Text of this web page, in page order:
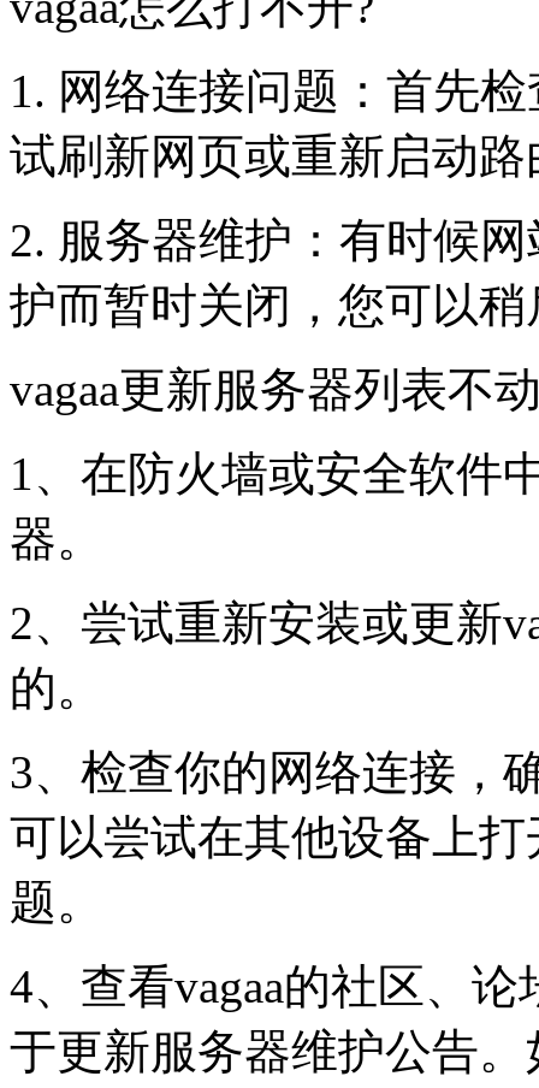
1. 网络连接问题：首先
试刷新网页或重新启动
2. 服务器维护：有时候
护而暂时关闭，您可以
vagaa更新服务器列表不
1、在防火墙或安全软件
器。
2、尝试重新安装或更新
的。
3、检查你的网络连接，
可以尝试在其他设备上
题。
4、查看vagaa的社区、
于更新服务器维护公告